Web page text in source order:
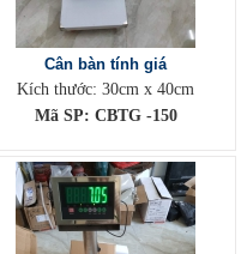
Cân bàn tính giá
Kích thước: 30cm x 40cm
Mã SP: CBTG -150